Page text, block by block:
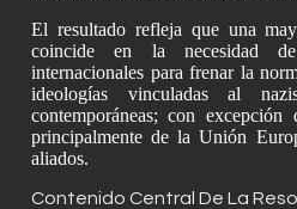
El resultado refleja que una
coincide en la necesidad
internacionales para frenar la
ideologías vinculadas al
contemporáneas; con excepción
principalmente de la Unión
aliados.
Contenido Central De La